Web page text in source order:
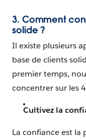
3. Comment
solide ?
Il existe plusieurs
base de clients
premier temps,
concentrer sur les
Cultivez la
La confiance est